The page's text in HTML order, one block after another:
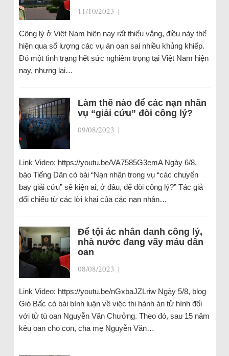
11/10/2023 |
Công lý ở Việt Nam hiện nay rất thiếu vắng, điều này thể
hiện qua số lượng các vụ án oan sai nhiều khủng khiếp.
Đó một tình trạng hết sức nghiêm trọng tại Việt Nam hiện
nay, nhưng lại…
Làm thế nào để các nạn nhân
vụ “giải cứu” đòi công lý?
09/08/2023 |
Link Video: https://youtu.be/VA7585G3emA Ngày 6/8,
báo Tiếng Dân có bài “Nạn nhân trong vụ “các chuyến
bay giải cứu” sẽ kiện ai, ở đâu, để đòi công lý?” Tác giả
đối chiếu từ các lời khai của các nạn nhân…
Để tội ác nhân danh công lý,
nhà nước đang vấy máu dân
oan
08/08/2023 |
Link Video: https://youtu.be/nGxbaJZLriw Ngày 5/8, blog
Gió Bấc có bài bình luận về việc thi hành án tử hình đối
với tử tù oan Nguyễn Văn Chưởng. Theo đó, sau 15 năm
kêu oan cho con, cha mẹ Nguyễn Văn…